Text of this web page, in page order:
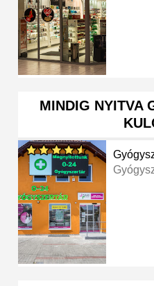
MINDIG NYITVA